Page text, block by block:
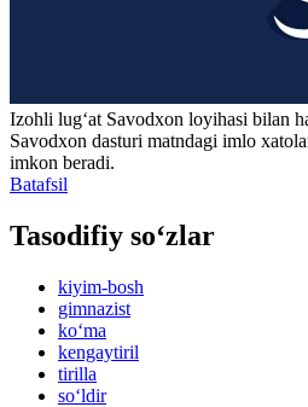
Izohli lugʻat Savodxon loyihasi bilan
Savodxon dasturi matndagi imlo
imkon beradi.
Batafsil
Tasodifiy so‘zlar
kiyim-bosh
gimnazist
ko‘ma
kengaytiril
tirilla
so‘ldir